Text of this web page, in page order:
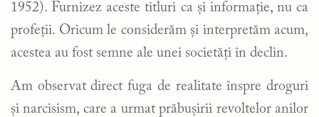
1952). Furnizez aceste titluri ca și informație, nu ca
profeții. Oricum le considerăm și interpretăm acum,
acestea au fost semne ale unei societăți în declin.
Am observat direct fuga de realitate înspre droguri
și narcisism, care a urmat prăbușirii revoltelor anilor